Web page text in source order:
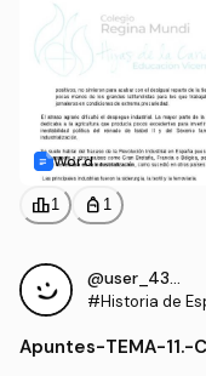
Word
leaderboard1 personal_bag 1
#Historia de
Apuntes-TEMA-11.-